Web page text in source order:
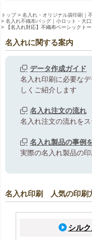
トップ
名入れ・オリジナル袋印刷｜
名入れ不織布バッグ｜小ロット・大
【名入れ対応】不織布ベーシック
名入れに関する案内
データ作成ガイド
名入れ印刷に必要な
しくご紹介します
名入れ注文の流れ
名入れ注文の流れを
名入れ製品の事例
実際の名入れ製品の
名入れ印刷 人気の印刷
シル